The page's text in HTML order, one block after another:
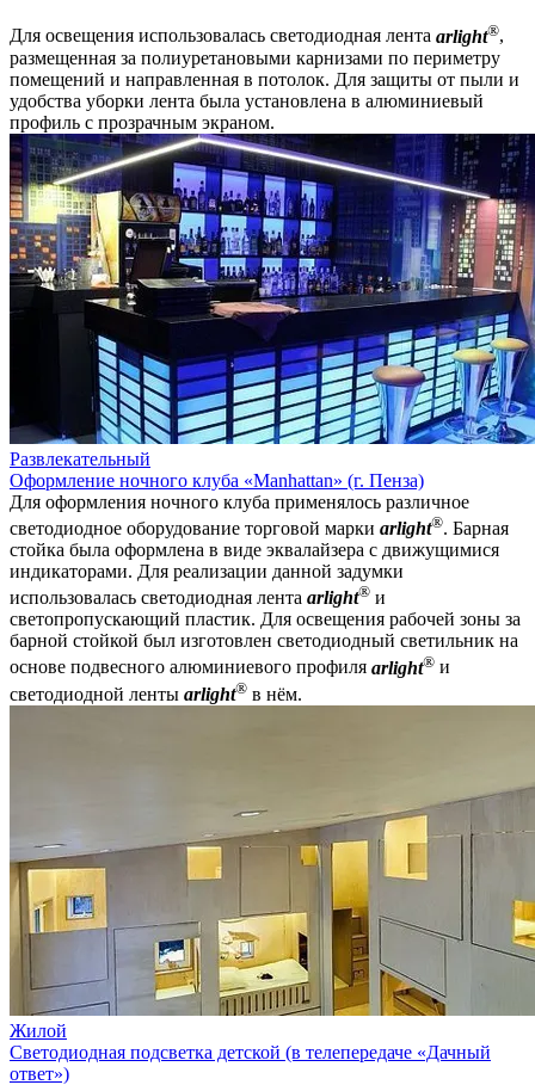
Для освещения использовалась светодиодная лента arlight®,
размещенная за полиуретановыми карнизами по периметру
помещений и направленная в потолок. Для защиты от пыли и
удобства уборки лента была установлена в алюминиевый
профиль с прозрачным экраном.
Развлекательный
Оформление ночного клуба «Manhattan» (г. Пенза)
Для оформления ночного клуба применялось различное
светодиодное оборудование торговой марки arlight®. Барная
стойка была оформлена в виде эквалайзера с движущимися
индикаторами. Для реализации данной задумки
использовалась светодиодная лента arlight® и
светопропускающий пластик. Для освещения рабочей зоны за
барной стойкой был изготовлен светодиодный светильник на
основе подвесного алюминиевого профиля arlight® и
светодиодной ленты arlight® в нём.
Жилой
Светодиодная подсветка детской (в телепередаче «Дачный
ответ»)